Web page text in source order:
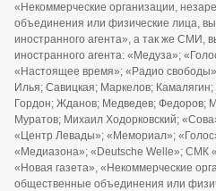
«Некоммерческие организации,
объединения или физические лица,
иностранного агента», а так же СМИ,
иностранного агента: «Медуза»;
«Настоящее время»; «Радио
Илья; Савицкая; Маркелов;
Гордон; Жданов; Медведев; Федоров;
Муратов; Михаил Ходорковский;
«Центр Левады»; «Мемориал»;
«Медиазона»; «Deutsche Welle»; СМК
«Новая газета», «Некоммерческие
общественные объединения или